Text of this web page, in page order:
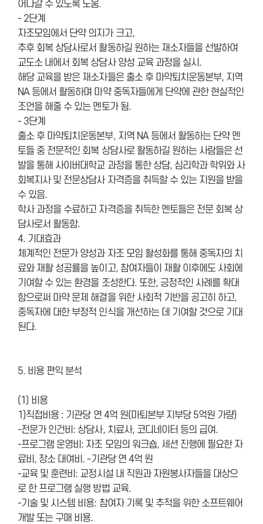
어나갈 수 있도록 도움.
- 2단계
자조모임에서 단약 의지가 크고,
추후 회복 상담사로서 활동하길 원하는 재소자들을 선발하여
교도소 내에서 회복 상담사 양성 교육 과정을 실시.
해당 교육을 받은 재소자들은 출소 후 마약퇴치운동본부, 지역
NA 등에서 활동하며 마약 중독자들에게 단약에 관한 현실적인
조언을 해줄 수 있는 멘토가 됨.
- 3단계
출소 후 마약퇴치운동본부, 지역 NA 등에서 활동하는 단약 멘
토들 중 전문적인 회복 상담사로 활동하길 원하는 사람들은 선
발을 통해 사이버대학교 과정을 통한 상담, 심리학과 학위와 사
회복지사 및 전문상담사 자격증을 취득할 수 있는 지원을 받을
수 있음.
학사 과정을 수료하고 자격증을 취득한 멘토들은 전문 회복 상
담사로서 활동함.
4. 기대효과
체계적인 전문가 양성과 자조 모임 활성화를 통해 중독자의 치
료와 재활 성공률을 높이고, 참여자들이 재활 이후에도 사회에
기여할 수 있는 환경을 조성한다. 또한, 긍정적인 사례를 확대
함으로써 마약 문제 해결을 위한 사회적 기반을 공고히 하고,
중독자에 대한 부정적 인식을 개선하는 데 기여할 것으로 기대
된다.
5. 비용 편익 분석
(1) 비용
1)직접비용 : 기관당 연 4억 원(마퇴본부 지부당 5억원 가량)
-전문가 인건비: 상담사, 치료사, 코디네이터 등의 급여.
-프로그램 운영비: 자조 모임의 워크숍, 세션 진행에 필요한 자
료비, 장소 대여비. -기관당 연 4억 원
-교육 및 훈련비: 교정시설 내 직원과 자원봉사자들을 대상으
로 한 프로그램 실행 방법 교육.
-기술 및 시스템 비용: 참여자 기록 및 추적을 위한 소프트웨어
개발 또는 구매 비용.